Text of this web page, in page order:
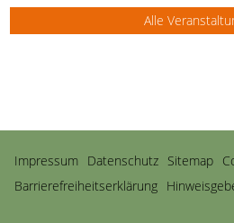
Alle
Navigation
überspringen
Impressum Datenschutz Sitemap
Barrierefreiheitserklärung